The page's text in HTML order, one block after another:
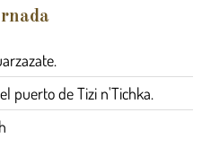
puerto de Tizi n'Tichka.